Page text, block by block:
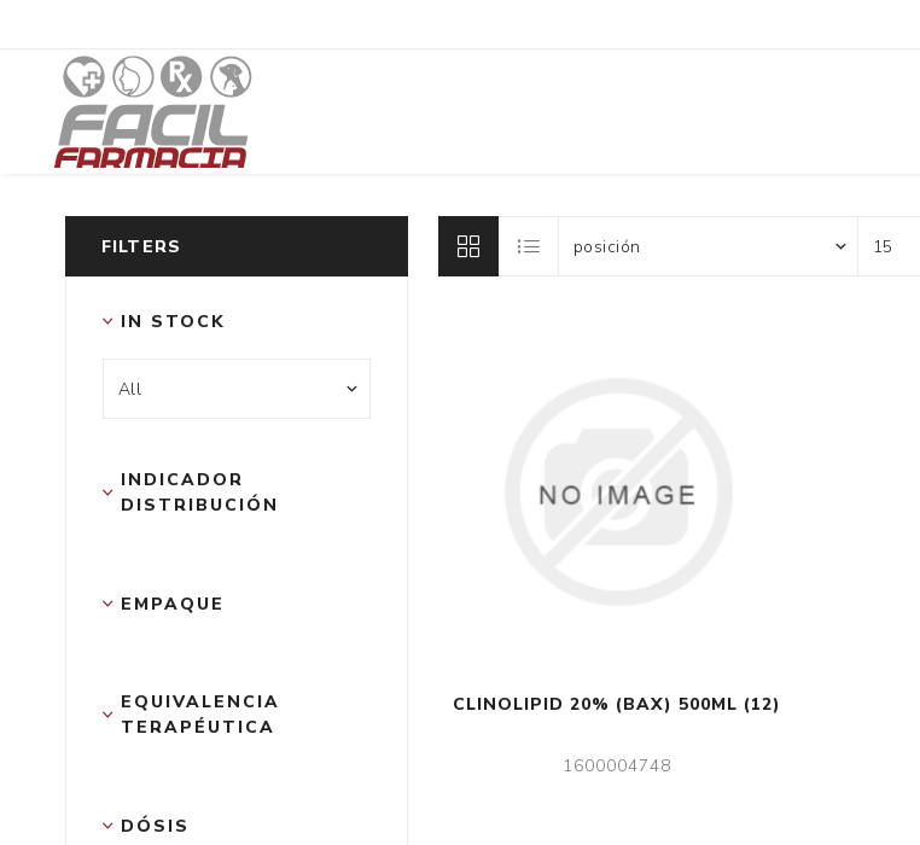
CLINOLIPID 20% (BAX) 500ML (12)
1600004748
FILTERS
IN STOCK
INDICADOR
DISTRIBUCIÓN
EMPAQUE
EQUIVALENCIA
TERAPÉUTICA
DÓSIS